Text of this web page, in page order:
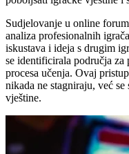
Sudjelovanje u online
analiza profesionalnih
iskustava i ideja s drugim
se identificirala područja
procesa učenja. Ovaj
nikada ne stagniraju, već
vještine.